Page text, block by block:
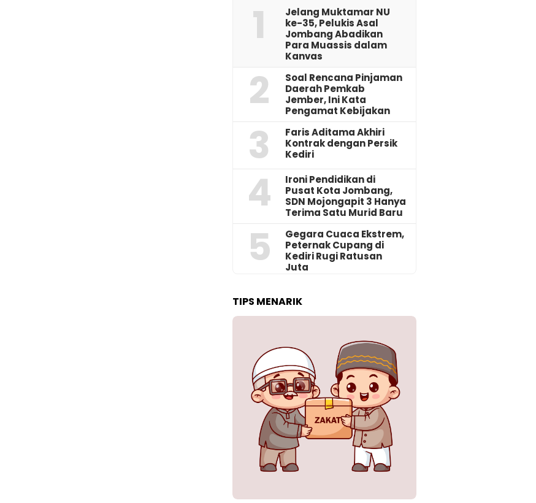
1
Jelang Muktamar NU
ke-35, Pelukis Asal
Jombang Abadikan
Para Muassis dalam
Kanvas
2
‎Soal Rencana Pinjaman
Daerah Pemkab
Jember, Ini Kata
Pengamat Kebijakan ‎
3
Faris Aditama Akhiri
Kontrak dengan Persik
Kediri
4
Ironi Pendidikan di
Pusat Kota Jombang,
SDN Mojongapit 3 Hanya
Terima Satu Murid Baru
5
‎Gegara Cuaca Ekstrem,
Peternak Cupang di
Kediri Rugi Ratusan
Juta
TIPS MENARIK